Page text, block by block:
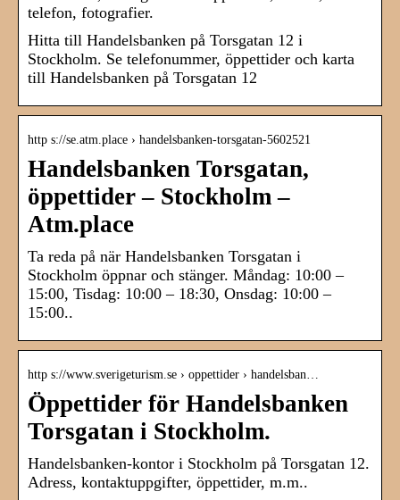
telefon, fotografier.
Hitta till Handelsbanken på Torsgatan 12 i
Stockholm. Se telefonummer, öppettider och karta
till Handelsbanken på Torsgatan 12
http s://se.atm.place › handelsbanken-torsgatan-5602521
Handelsbanken Torsgatan,
öppettider – Stockholm –
Atm.place
Ta reda på när Handelsbanken Torsgatan i
Stockholm öppnar och stänger. Måndag: 10:00 –
15:00, Tisdag: 10:00 – 18:30, Onsdag: 10:00 –
15:00..
http s://www.sverigeturism.se › oppettider › handelsban…
Öppettider för Handelsbanken
Torsgatan i Stockholm.
Handelsbanken-kontor i Stockholm på Torsgatan 12.
Adress, kontaktuppgifter, öppettider, m.m..